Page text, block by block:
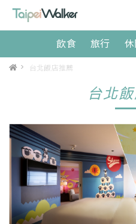
飲食 旅行
> 台北飯店推薦
台北